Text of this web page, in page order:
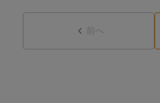
前へ